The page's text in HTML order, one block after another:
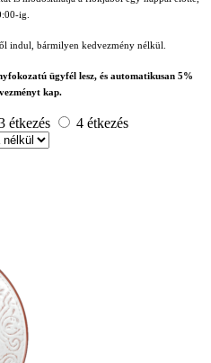
ig.
indul, bármilyen kedvezmény nélkül.
ügyfél lesz, és automatikusan 5%
kap.
étkezés
4 étkezés